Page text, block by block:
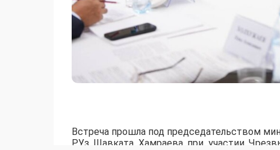
Встреча прошла под председательством
РУз Шавката Хамраева при участии